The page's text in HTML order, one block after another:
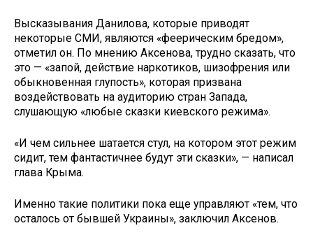
Высказывания Данилова, которые приводят
некоторые СМИ, являются «феерическим бредом»,
отметил он. По мнению Аксенова, трудно сказать, что
это — «запой, действие наркотиков, шизофрения или
обыкновенная глупость», которая призвана
воздействовать на аудиторию стран Запада,
слушающую «любые сказки киевского режима».
«И чем сильнее шатается стул, на котором этот режим
сидит, тем фантастичнее будут эти сказки», — написал
глава Крыма.
Именно такие политики пока еще управляют «тем, что
осталось от бывшей Украины», заключил Аксенов.